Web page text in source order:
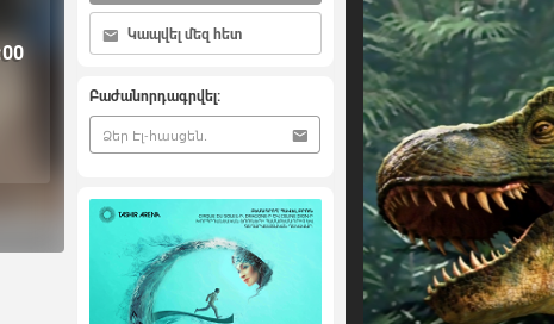
Կապվել մեզ հետ
Բաժանորդագրվել: